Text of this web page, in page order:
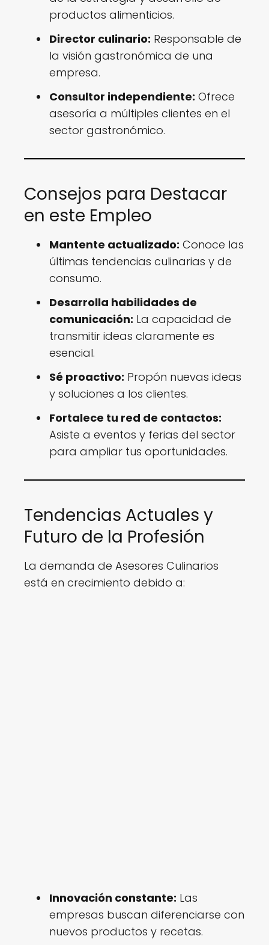
productos alimenticios.
Director culinario: Responsable de
la visión gastronómica de una
empresa.
Consultor independiente: Ofrece
asesoría a múltiples clientes en el
sector gastronómico.
Consejos para Destacar
en este Empleo
Mantente actualizado: Conoce las
últimas tendencias culinarias y de
consumo.
Desarrolla habilidades de
comunicación: La capacidad de
transmitir ideas claramente es
esencial.
Sé proactivo: Propón nuevas ideas
y soluciones a los clientes.
Fortalece tu red de contactos:
Asiste a eventos y ferias del sector
para ampliar tus oportunidades.
Tendencias Actuales y
Futuro de la Profesión
La demanda de Asesores Culinarios
está en crecimiento debido a:
Innovación constante: Las
empresas buscan diferenciarse con
nuevos productos y recetas.